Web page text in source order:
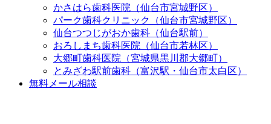
かさはら歯科医院（仙台市宮城野区）
パーク歯科クリニック（仙台市宮城野区）
仙台つつじがおか歯科（仙台駅前）
おろしまち歯科医院（仙台市若林区）
大郷町歯科医院（宮城県黒川郡大郷町）
とみざわ駅前歯科（富沢駅・仙台市太白区）
無料メール相談